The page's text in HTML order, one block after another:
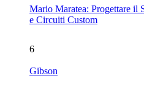
Mario Maratea: Progettare il
e Circuiti Custom
6
Gibson